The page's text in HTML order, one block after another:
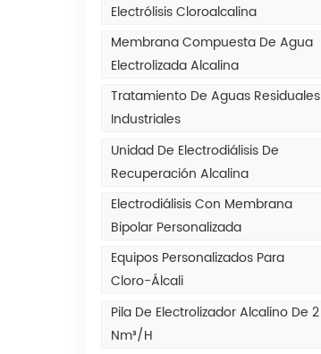
Electrólisis Cloroalcalina
Membrana Compuesta De Agua
Electrolizada Alcalina
Tratamiento De Aguas Residuales
Industriales
Unidad De Electrodiálisis De
Recuperación Alcalina
Electrodiálisis Con Membrana
Bipolar Personalizada
Equipos Personalizados Para
Cloro-Álcali
Pila De Electrolizador Alcalino De 2
Nm³/h